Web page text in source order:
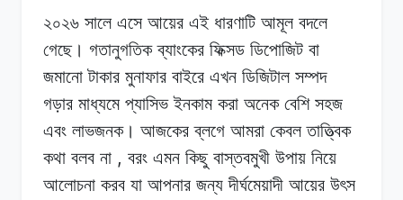
২০২৬ সালে এসে আয়ের এই ধারণাটি আমূল বদলে
গেছে। গতানুগতিক ব্যাংকের ফিক্সড ডিপোজিট বা
জমানো টাকার মুনাফার বাইরে এখন ডিজিটাল সম্পদ
গড়ার মাধ্যমে প্যাসিভ ইনকাম করা অনেক বেশি সহজ
এবং লাভজনক। আজকের ব্লগে আমরা কেবল তাত্ত্বিক
কথা বলব না , বরং এমন কিছু বাস্তবমুখী উপায় নিয়ে
আলোচনা করব যা আপনার জন্য দীর্ঘমেয়াদী আয়ের উৎস